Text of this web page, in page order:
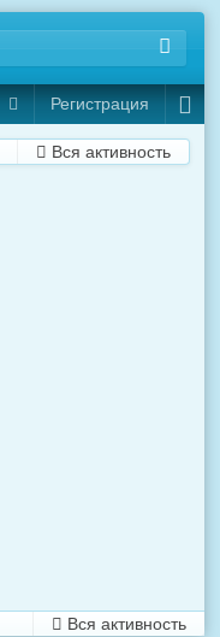
Регистрация
Вся активность
Вся активность